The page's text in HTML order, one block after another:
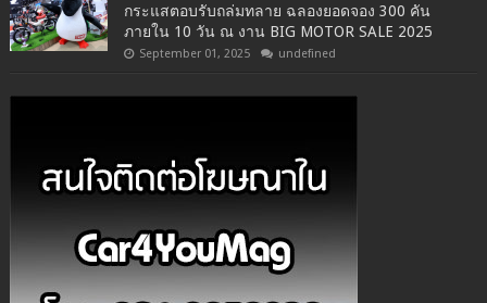
กระแสตอบรับถล่มทลาย ฉลองยอดจอง 300 คัน
ภายใน 10 วัน ณ งาน BIG MOTOR SALE 2025
September 01, 2025 undefined